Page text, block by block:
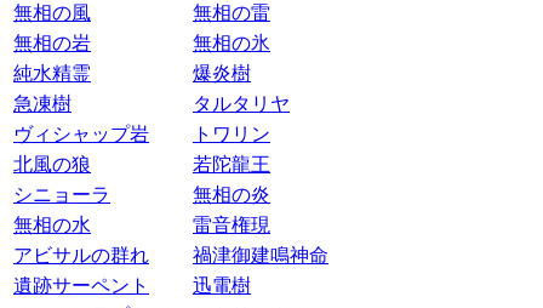
無相の風
無相の雷
無相の岩
無相の氷
純水精霊
爆炎樹
急凍樹
タルタリヤ
ヴィシャップ岩
トワリン
北風の狼
若陀龍王
シニョーラ
無相の炎
無相の水
雷音権現
アビサルの群れ
禍津御建鳴神命
遺跡サーペント
迅電樹